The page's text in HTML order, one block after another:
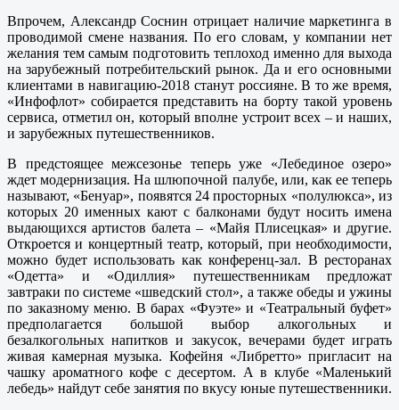
Впрочем, Александр Соснин отрицает наличие маркетинга в
проводимой смене названия. По его словам, у компании нет
желания тем самым подготовить теплоход именно для выхода
на зарубежный потребительский рынок. Да и его основными
клиентами в навигацию-2018 станут россияне. В то же время,
«Инфофлот» собирается представить на борту такой уровень
сервиса, отметил он, который вполне устроит всех – и наших,
и зарубежных путешественников.
В предстоящее межсезонье теперь уже «Лебединое озеро»
ждет модернизация. На шлюпочной палубе, или, как ее теперь
называют, «Бенуар», появятся 24 просторных «полулюкса», из
которых 20 именных кают с балконами будут носить имена
выдающихся артистов балета – «Майя Плисецкая» и другие.
Откроется и концертный театр, который, при необходимости,
можно будет использовать как конференц-зал. В ресторанах
«Одетта» и «Одиллия» путешественникам предложат
завтраки по системе «шведский стол», а также обеды и ужины
по заказному меню. В барах «Фуэте» и «Театральный буфет»
предполагается большой выбор алкогольных и
безалкогольных напитков и закусок, вечерами будет играть
живая камерная музыка. Кофейня «Либретто» пригласит на
чашку ароматного кофе с десертом. А в клубе «Маленький
лебедь» найдут себе занятия по вкусу юные путешественники.